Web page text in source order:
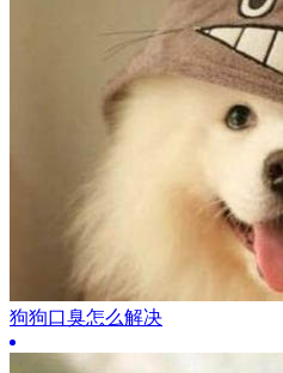
狗狗口臭怎么解决